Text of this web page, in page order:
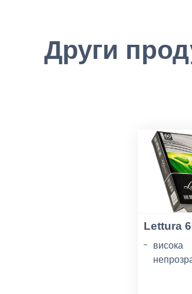
Други
Lettura
висока